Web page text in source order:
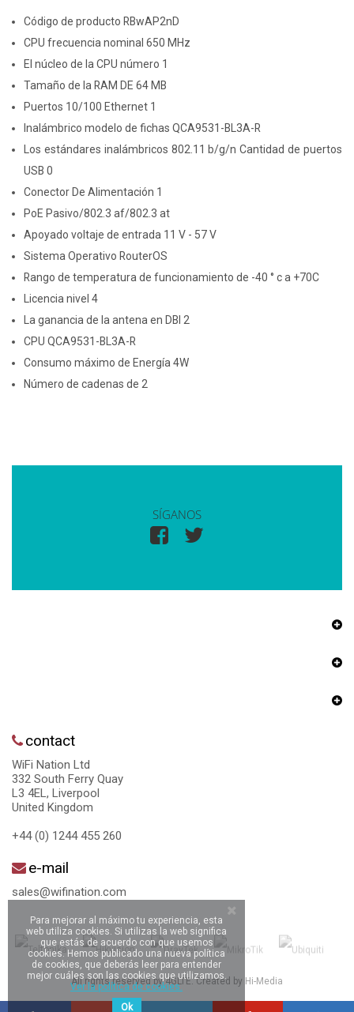
Código de producto RBwAP2nD
CPU frecuencia nominal 650 MHz
El núcleo de la CPU número 1
Tamaño de la RAM DE 64 MB
Puertos 10/100 Ethernet 1
Inalámbrico modelo de fichas QCA9531-BL3A-R
Los estándares inalámbricos 802.11 b/g/n Cantidad de puertos
USB 0
Conector De Alimentación 1
PoE Pasivo/802.3 af/802.3 at
Apoyado voltaje de entrada 11 V - 57 V
Sistema Operativo RouterOS
Rango de temperatura de funcionamiento de -40 ° c a +70C
Licencia nivel 4
La ganancia de la antena en DBI 2
CPU QCA9531-BL3A-R
Consumo máximo de Energía 4W
Número de cadenas de 2
SÍGANOS
contact
WiFi Nation Ltd
332 South Ferry Quay
L3 4EL, Liverpool
United Kingdom
+44 (0) 1244 455 260
e-mail
sales@wifination.com
All rights reserved by 4GLTE. Created by Hi-Media
Para mejorar al máximo tu experiencia, esta
web utiliza cookies. Si utilizas la web significa
que estás de acuerdo con que usemos
cookies. Hemos publicado una nueva política
de cookies, que deberás leer para entender
mejor cuáles son las cookies que utilizamos.
Ver la política de cookies.
Ok